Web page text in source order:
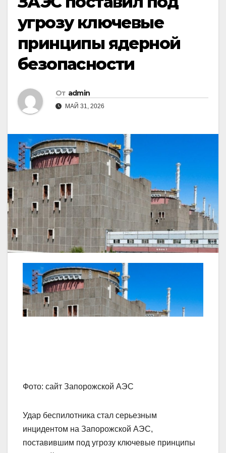
угрозу ключевые
принципы ядерной
безопасности
От admin
МАЙ 31, 2026
Фото: сайт Запорожской АЭС
Удар беспилотника стал серьезным
инцидентом на Запорожской АЭС,
поставившим под угрозу ключевые принципы